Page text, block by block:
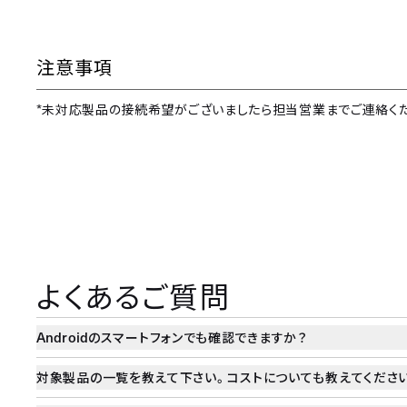
注意事項
*未対応製品の接続希望がございましたら担当営業までご連絡くだ
よくあるご質問
Androidのスマートフォンでも確認できますか？
対象製品の一覧を教えて下さい。コストについても教えてください